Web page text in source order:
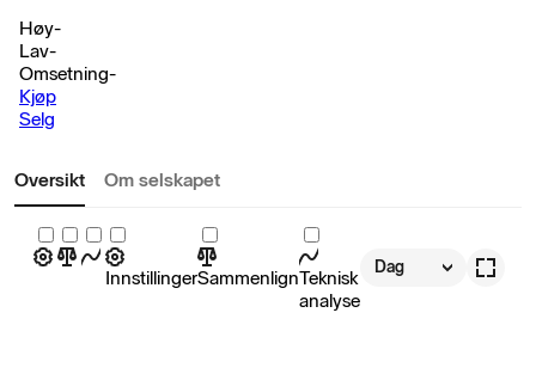
Høy-
Lav-
Omsetning-
Kjøp
Selg
Oversikt Om selskapet
InnstillingerSammenlignTeknisk
analyse
Dag